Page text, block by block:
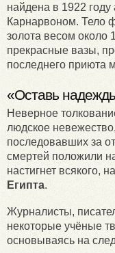
найдена в 1922
Карнарвоном. Тело
золота весом около
прекрасные вазы,
последнего приюта
«Оставь
Неверное
людское
последовавших за
смертей положили
настигнет всякого,
Египта.
Журналисты,
некоторые учёные
основываясь на